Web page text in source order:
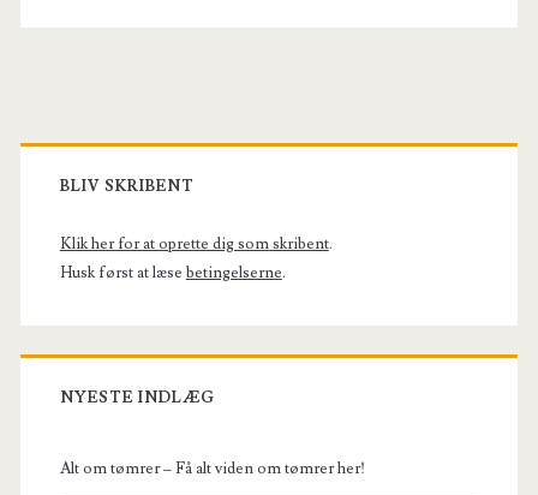
Primary
Sidebar
BLIV SKRIBENT
Klik her for at oprette dig som skribent.
Husk først at læse betingelserne.
NYESTE INDLÆG
Alt om tømrer – Få alt viden om tømrer her!